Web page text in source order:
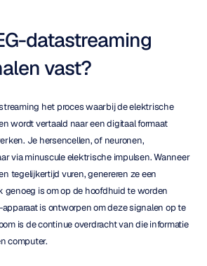
datastreaming
vast?
het proces waarbij de elektrische
wordt vertaald naar een digitaal formaat
Je hersencellen, of neuronen,
via minuscule elektrische impulsen. Wanneer
tegelijkertijd vuren, genereren ze een
is om op de hoofdhuid te worden
is ontworpen om deze signalen op te
is de continue overdracht van die informatie
computer.